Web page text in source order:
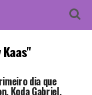
dia que
Koda Gabriel,